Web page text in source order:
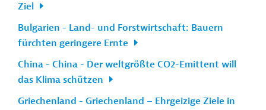
Ziel
Bulgarien - Land- und Forstwirtschaft: Bauern
fürchten geringere Ernte
China - China - Der weltgrößte CO2-Emittent will
das Klima schützen
Griechenland - Griechenland − Ehrgeizige Ziele in